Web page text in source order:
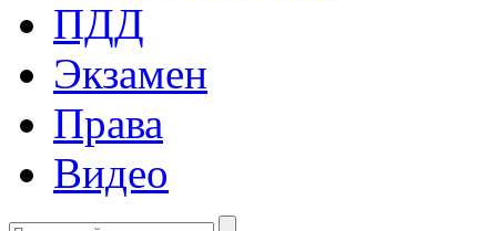
ПДД
Экзамен
Права
Видео